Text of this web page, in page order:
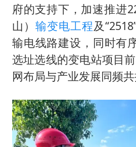
府的支持下，加速推进
山） 输变电工程及
输电线路建设，同时有
选址选线的变电站项目
网布局与产业发展同频共